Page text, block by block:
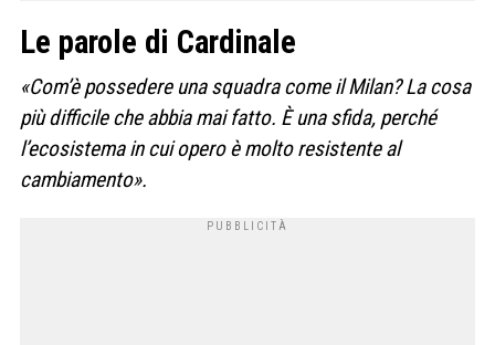
Le parole di Cardinale
«Com’è possedere una squadra come il Milan? La cosa
più difficile che abbia mai fatto. È una sfida, perché
l’ecosistema in cui opero è molto resistente al
cambiamento».